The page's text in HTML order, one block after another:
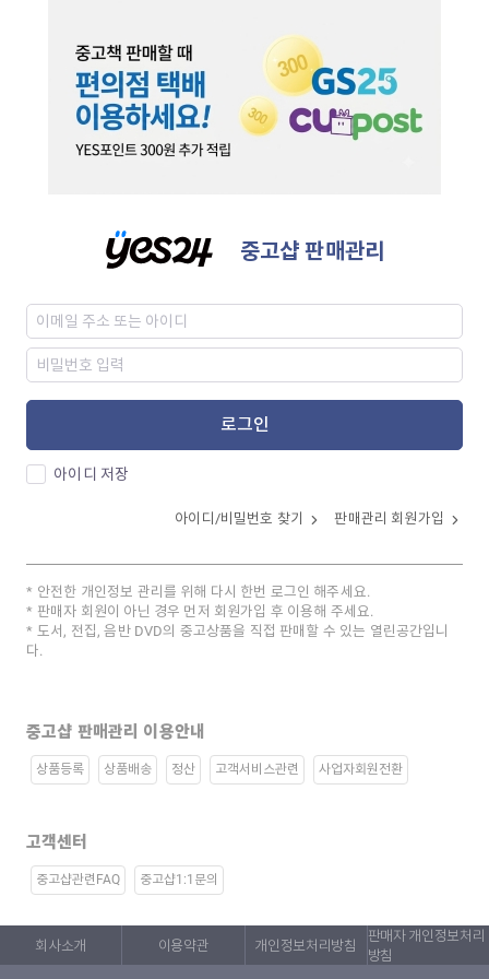
중고샵 판매관리
로그인
아이디 저장
아이디/비밀번호 찾기 판매관리 회원가입
안전한 개인정보 관리를 위해 다시 한번 로그인 해주세요.
판매자 회원이 아닌 경우 먼저 회원가입 후 이용해 주세요.
도서, 전집, 음반 DVD의 중고상품을 직접 판매할 수 있는 열린공간입니
다.
중고샵 판매관리 이용안내
상품등록 상품배송 정산 고객서비스관련 사업자회원전환
고객센터
중고샵관련FAQ 중고샵1:1문의
회사소개 이용약관 개인정보처리방침
판매자 개인정보처리
방침